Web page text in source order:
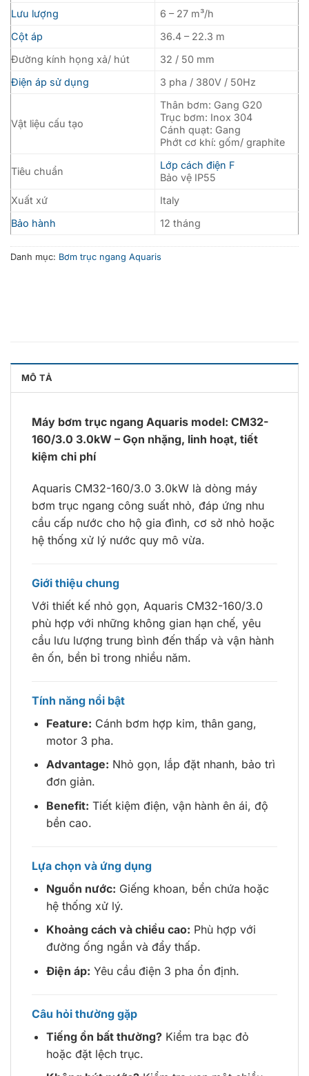
Lưu lượng
6 – 27 m³/h
Cột áp
36.4 – 22.3 m
Đường kính họng xả/ hút
32 / 50 mm
Điện áp sử dụng
3 pha / 380V / 50Hz
Vật liệu cấu tạo
Thân bơm: Gang G20
Trục bơm: Inox 304
Cánh quạt: Gang
Phớt cơ khí: gốm/ graphite
Tiêu chuẩn
Lớp cách điện F
Bảo vệ IP55
Xuất xứ
Italy
Bảo hành
12 tháng
Danh mục: Bơm trục ngang Aquaris
MÔ TẢ
Máy bơm trục ngang Aquaris model: CM32-
160/3.0 3.0kW – Gọn nhặng, linh hoạt, tiết
kiệm chi phí
Aquaris CM32-160/3.0 3.0kW là dòng máy
bơm trục ngang công suất nhỏ, đáp ứng nhu
cầu cấp nước cho hộ gia đình, cơ sở nhỏ hoặc
hệ thống xử lý nước quy mô vừa.
Giới thiệu chung
Với thiết kế nhỏ gọn, Aquaris CM32-160/3.0
phù hợp với những không gian hạn chế, yêu
cầu lưu lượng trung bình đến thấp và vận hành
ên ốn, bền bỉ trong nhiều năm.
Tính năng nổi bật
Feature: Cánh bơm hợp kim, thân gang,
motor 3 pha.
Advantage: Nhỏ gọn, lắp đặt nhanh, bảo trì
đơn giản.
Benefit: Tiết kiệm điện, vận hành ên ái, độ
bền cao.
Lựa chọn và ứng dụng
Nguồn nước: Giếng khoan, bển chứa hoặc
hệ thống xử lý.
Khoảng cách và chiều cao: Phù hợp với
đường ống ngắn và đẩy thấp.
Điện áp: Yêu cầu điện 3 pha ổn định.
Câu hỏi thường gặp
Tiếng ồn bất thường?Kiểm tra bạc đỏ
hoặc đặt lệch trục.